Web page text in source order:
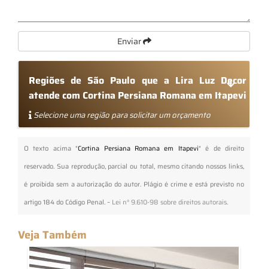
Enviar
Regiões de São Paulo que a Lira Luz Decor
atende com Cortina Persiana Romana em Itapevi
Selecione uma região para solicitar um orçamento
O texto acima "Cortina Persiana Romana em Itapevi" é de direito
reservado. Sua reprodução, parcial ou total, mesmo citando nossos links,
é proibida sem a autorização do autor. Plágio é crime e está previsto no
artigo 184 do Código Penal. – Lei n° 9.610-98 sobre direitos autorais.
Veja Também